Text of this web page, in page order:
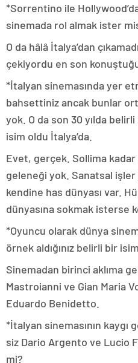
*Sorrentino ile
sinemada rol almak ister
O da hâlâ İtalya’dan
çekiyordu en son
*İtalyan sinemasında yer
bahsettiniz ancak bunlar
yok. O da son 30 yılda
isim oldu İtalya’da.
Evet, gerçek. Sollima
geleneği yok. Sanatsal
kendine has dünyası var.
dünyasına sokmak isterse
*Oyuncu olarak dünya
örnek aldığınız belirli bir
Sinemadan birinci aklıma
Mastroianni ve Gian Maria
Eduardo Benidetto.
*İtalyan sinemasının
siz Dario Argento ve Lucio
mi?